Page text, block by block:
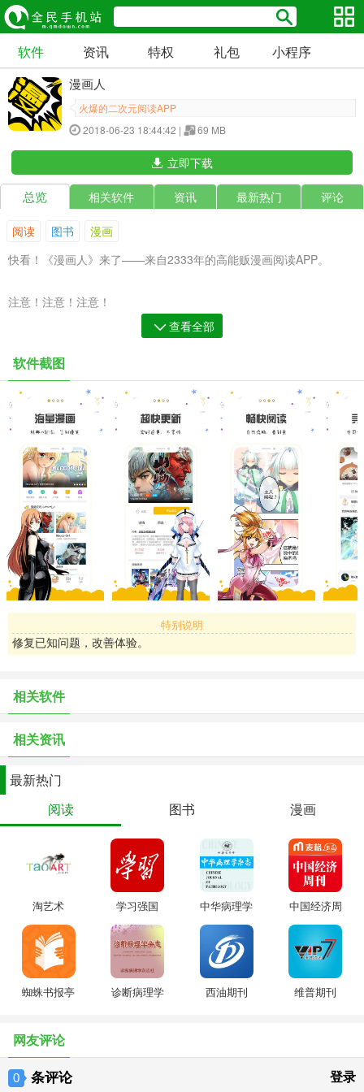
软件 资讯 特权 礼包 小程序
漫画人
火爆的二次元阅读APP
2018-06-23 18:44:42 |
69 MB
立即下载
总览 相关软件 资讯 最新热门 评论
阅读 图书
漫画
快看！《漫画人》来了——来自2333年的高能贩漫画阅读APP。
注意！注意！注意！
等严重后果。
穿越时空：上万部各类题材漫画：恋爱、热血、动作、冒险、校园、
耽美、同仁、搞笑、体育、科幻、魔幻、悬疑、治愈、战争、内涵漫
画等实时连载，国漫，日漫，韩漫，欧美漫等全球二次元动画、漫画
大全、动漫。让您想穿哪里就穿哪里！
屌丝逆袭：Bloody Girl、我和天师有个约会、再造空间、钟馗森林、
重返地平线等、黑夜之歌、阴阳宅急便、苏生战铳、神话战线、暗界
追冥狩等，各种全球热门火爆漫画，总有一款可以逆袭成功！
逆袭简介：《漫画人》全渠道首发神作
- Bloody Girl：性感女神，如何在夜晚惩奸除恶！
收服！再造空间：处处不如人的屌丝，却能穿越空间，左拥右抱，凭
从？
拯救世界：在路上、车上、学校、高铁、餐厅、食堂等地方没网络、
没流量、没信号，谁来拯救你的世界？漫画人离线下载阅读功能，让
你不用担心网络、信号、流量的问题，陪你一起拒绝无聊！
娶白富美：喜欢的她/他是漫画控？不知道她/他喜欢看什么样的漫画、
找不到共同语言
怎么办？ 别担心，漫画人大数据准确解析风格，推荐精准漫画。还有
各种风格漫画讨论圈子，帮你找到合适的漫画！
还有DM5（动漫屋）、1kkk（极速漫画）和漫画人合作的精品漫画应
用，为大家而打造的精品漫画阅读应用，拥有丰富日本漫画！请大家
多多支持（手比爱心）火爆
查看全部
软件截图
特别说明
修复已知问题，改善体验。
相关软件
相关资讯
最新热门
阅读
图书 漫画
淘艺术 学习强国
中华病理学
杂志
中国经济周
刊
蜘蛛书报亭
诊断病理学
西油期刊 维普期刊
网友评论
0 条评论 登录